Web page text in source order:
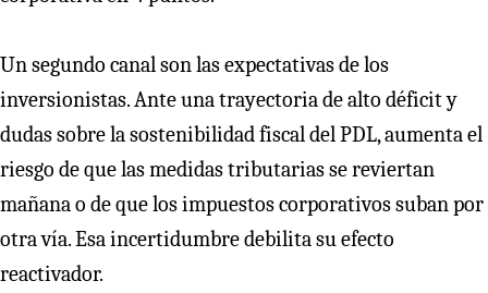
Un segundo canal son las expectativas de los
inversionistas. Ante una trayectoria de alto déficit y
dudas sobre la sostenibilidad fiscal del PDL, aumenta el
riesgo de que las medidas tributarias se reviertan
mañana o de que los impuestos corporativos suban por
otra vía. Esa incertidumbre debilita su efecto
reactivador.